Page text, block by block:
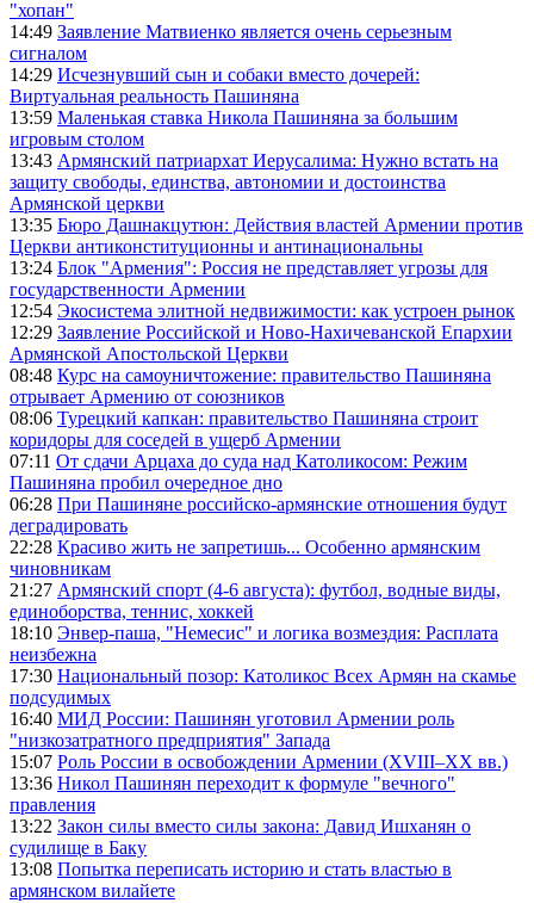
"хопан"
14:49 Заявление Матвиенко является очень серьезным
сигналом
14:29 Исчезнувший сын и собаки вместо дочерей:
Виртуальная реальность Пашиняна
13:59 Маленькая ставка Никола Пашиняна за большим
игровым столом
13:43 Армянский патриархат Иерусалима: Нужно встать на
защиту свободы, единства, автономии и достоинства
Армянской церкви
13:35 Бюро Дашнакцутюн: Действия властей Армении против
Церкви антиконституционны и антинациональны
13:24 Блок "Армения": Россия не представляет угрозы для
государственности Армении
12:54 Экосистема элитной недвижимости: как устроен рынок
12:29 Заявление Российской и Ново-Нахичеванской Епархии
Армянской Апостольской Церкви
08:48 Курс на самоуничтожение: правительство Пашиняна
отрывает Армению от союзников
08:06 Турецкий капкан: правительство Пашиняна строит
коридоры для соседей в ущерб Армении
07:11 От сдачи Арцаха до суда над Католикосом: Режим
Пашиняна пробил очередное дно
06:28 При Пашиняне российско-армянские отношения будут
деградировать
22:28 Красиво жить не запретишь... Особенно армянским
чиновникам
21:27 Армянский спорт (4-6 августа): футбол, водные виды,
единоборства, теннис, хоккей
18:10 Энвер-паша, "Немесис" и логика возмездия: Расплата
неизбежна
17:30 Национальный позор: Католикос Всех Армян на скамье
подсудимых
16:40 МИД России: Пашинян уготовил Армении роль
"низкозатратного предприятия" Запада
15:07 Роль России в освобождении Армении (XVIII–XX вв.)
13:36 Никол Пашинян переходит к формуле "вечного"
правления
13:22 Закон силы вместо силы закона: Давид Ишханян о
судилище в Баку
13:08 Попытка переписать историю и стать властью в
армянском вилайете